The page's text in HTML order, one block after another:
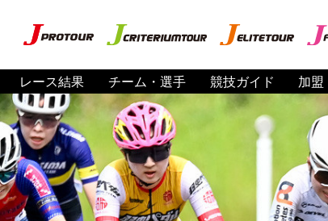
レース結果 チーム・選手 競技ガイド 加盟